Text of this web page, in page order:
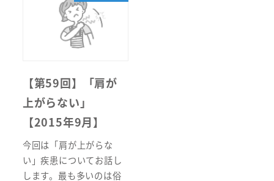
【第59回】「肩が
上がらない」
【2015年9月】
今回は「肩が上がらな
い」疾患についてお話し
します。最も多いのは俗